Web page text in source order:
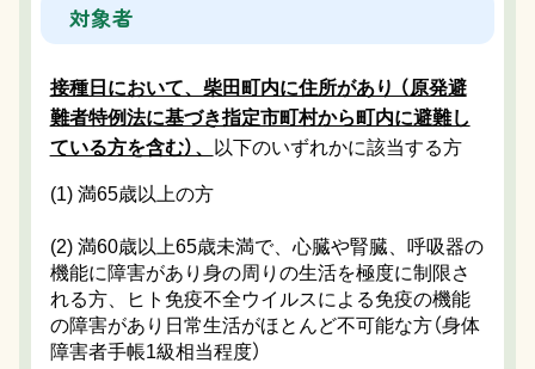
対象者
接種日において、柴田町内に住所があり （原発避
難者特例法に基づき指定市町村から町内に避難し
ている方を含む）、
以下のいずれかに該当する方
(1) 満65歳以上の方
(2) 満60歳以上65歳未満で、心臓や腎臓、呼吸器の
機能に障害があり身の周りの生活を極度に制限さ
れる方、ヒト免疫不全ウイルスによる免疫の機能
の障害があり日常生活がほとんど不可能な方（身体
障害者手帳1級相当程度）